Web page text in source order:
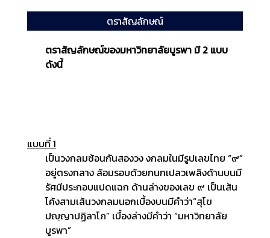
ตราสัญลักษณ์
ตราสัญลักษณ์ของมหาวิทยาลัยบูรพา มี 2 แบบ
ดังนี้
แบบที่ 1
เป็นวงกลมซ้อนกันสองวง งกลมในมีรูปเลขไทย “๙”
อยู่ตรงกลาง ล้อมรอบด้วยกนกเปลวเพลิงด้านบนมี
รัศมีประกอบแปดแฉก ด้านล่างของเลข ๙ เป็นเส้น
โค้งสามเส้นวงกลมนอกเบื้องบนมีคำว่า“สุโข
ปญฺญาปฏิลาโภ” เบื้องล่างมีคำว่า “มหาวิทยาลัย
บูรพา”